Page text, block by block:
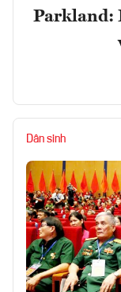
Parkland:
Dân sinh